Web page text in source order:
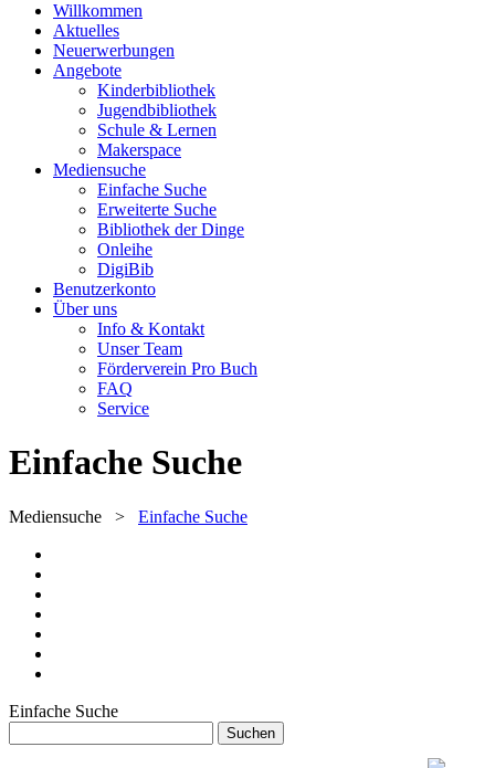
Willkommen
Aktuelles
Neuerwerbungen
Angebote
Kinderbibliothek
Jugendbibliothek
Schule & Lernen
Makerspace
Mediensuche
Einfache Suche
Erweiterte Suche
Bibliothek der Dinge
Onleihe
DigiBib
Benutzerkonto
Über uns
Info & Kontakt
Unser Team
Förderverein Pro Buch
FAQ
Service
Einfache Suche
Mediensuche > Einfache Suche
Einfache Suche